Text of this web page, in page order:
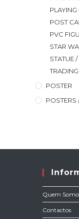
POST
PVC
STAR
STATUE
POSTER
Quem
Contactos